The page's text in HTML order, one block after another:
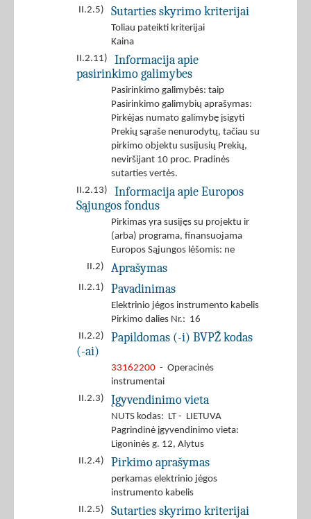
II.2.5)
Sutarties skyrimo kriterijai
Toliau pateikti kriterijai
Kaina
II.2.11)
Informacija apie
pasirinkimo galimybes
Pasirinkimo galimybės: taip
Pasirinkimo galimybių aprašymas:
Pirkėjas numato galimybę įsigyti
Prekių sąraše nenurodytų, tačiau su
pirkimo objektu susijusių Prekių,
neviršijant 10 proc. Pradinės
sutarties vertės.
II.2.13)
Informacija apie Europos
Sąjungos fondus
Pirkimas yra susijęs su projektu ir
(arba) programa, finansuojama
Europos Sąjungos lėšomis: ne
II.2)
Aprašymas
II.2.1) Pavadinimas
Elektrinio jėgos instrumento kabelis
Pirkimo dalies Nr.: 16
II.2.2)
Papildomas (-i) BVPŽ kodas
(-ai)
33162200 - Operacinės
instrumentai
II.2.3)
Įgyvendinimo vieta
NUTS kodas: LT - LIETUVA
Pagrindinė įgyvendinimo vieta:
Ligoninės g. 12, Alytus
II.2.4)
Pirkimo aprašymas
perkamas elektrinio jėgos
instrumento kabelis
II.2.5)
Sutarties skyrimo kriterijai